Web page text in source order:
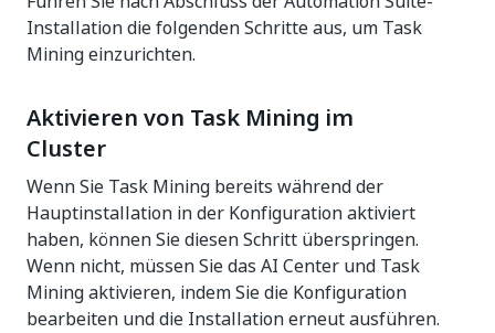
Installation die folgenden Schritte aus, um Task
Mining einzurichten.
Aktivieren von Task Mining im
Cluster
Wenn Sie Task Mining bereits während der
Hauptinstallation in der Konfiguration aktiviert
haben, können Sie diesen Schritt überspringen.
Wenn nicht, müssen Sie das AI Center und Task
Mining aktivieren, indem Sie die Konfiguration
bearbeiten und die Installation erneut ausführen.